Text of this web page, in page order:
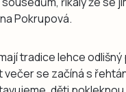
Pokrupová.
tradice lehce odlišný
se začíná s